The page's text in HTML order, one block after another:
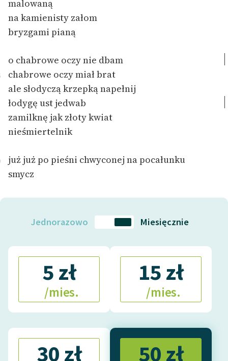
Zespół
Wolnych Lektur
Logotypy
Materiały promocyjne
Polityka prywatności
Dane fundacji i
sprawozdania finansowe
wrażliwych
Deklaracja dostępności
malowaną
na kamienisty załom
bryzgami pianą
o chabrowe oczy nie dbam
chabrowe oczy miał brat
ale słodyczą krzepką napełnij
łodygę ust jedwab
zamilknę jak złoty kwiat
nieśmiertelnik
już już po pieśni chwyconej na pocałunku
smycz
Jednorazowo Miesięcznie
5 zł
/mies.
15 zł
/mies.
30 zł 50 zł